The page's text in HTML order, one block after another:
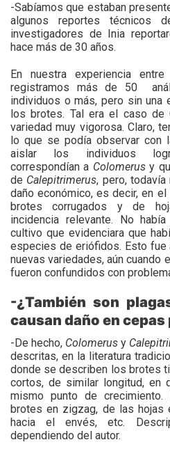
-Sabíamos que estaban
algunos reportes técnicos
investigadores de Inia
hace más de 30 años.
En nuestra experiencia
registramos más de 50
individuos o más, pero sin una
los brotes. Tal era el caso de
variedad muy vigorosa. Claro,
lo que se podía observar con
aislar los individuos
correspondían a Colomerusy
de Calepitrimerus, pero,
daño económico, es decir, en
brotes corrugados y de
incidencia relevante. No
cultivo que evidenciara que
especies de eriófidos. Esto
nuevas variedades, aún cuando
fueron confundidos con
-¿También son
causan daño en cepas
-De hecho, Colomerus y
descritas, en la literatura
donde se describen los brotes
cortos, de similar longitud, en
mismo punto de
brotes en zigzag, de las hojas
hacia el envés, etc.
dependiendo del autor.